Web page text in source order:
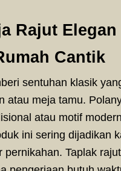
Rajut
Cantik
sentuhan klasik
atau meja tamu.
atau motif
ini sering dijadikan
pernikahan. Taplak